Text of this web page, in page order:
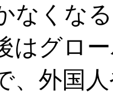
なくな
はグロ
、外国